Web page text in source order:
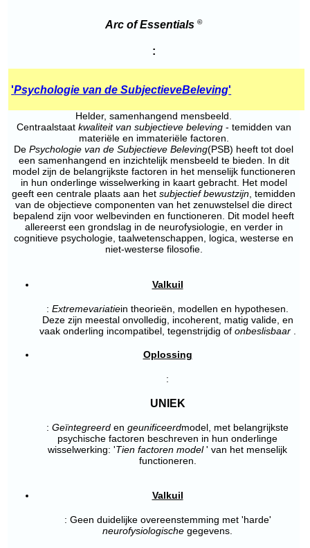
Arc of Essentials ©
:
'Psychologie van de SubjectieveBeleving'
Helder, samenhangend mensbeeld.
Centraalstaat kwaliteit van subjectieve beleving- temidden van
materiële en immateriële factoren.
De Psychologie van de Subjectieve Beleving(PSB) heeft tot doel
een samenhangend en inzichtelijk mensbeeld te bieden. In dit
model zijn de belangrijkste factoren in het menselijk functioneren
in hun onderlinge wisselwerking in kaart gebracht. Het model
geeft een centrale plaats aan het subjectief bewustzijn, temidden
van de objectieve componenten van het zenuwstelsel die direct
bepalend zijn voor welbevinden en functioneren. Dit model heeft
allereerst een grondslag in de neurofysiologie, en verder in
cognitieve psychologie, taalwetenschappen, logica, westerse en
niet-westerse filosofie.
Valkuil
: Extremevariatiein theorieën, modellen en hypothesen.
Deze zijn meestal onvolledig, incoherent, matig valide, en
vaak onderling incompatibel, tegenstrijdig of onbeslisbaar.
Oplossing
:
UNIEK
: Geïntegreerd en geunificeerdmodel, met belangrijkste
psychische factoren beschreven in hun onderlinge
wisselwerking: 'Tien factoren model' van het menselijk
functioneren.
Valkuil
: Geen duidelijke overeenstemming met 'harde'
neurofysiologische gegevens.